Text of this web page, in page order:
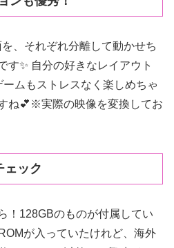
、それぞれ分離して動かせち
す✨ 自分の好きなレイアウト
ムもストレスなく楽しめちゃ
ね💕※実際の映像を変換してお
ェック
！128GBのものが付属してい
が入っていたけれど、海外